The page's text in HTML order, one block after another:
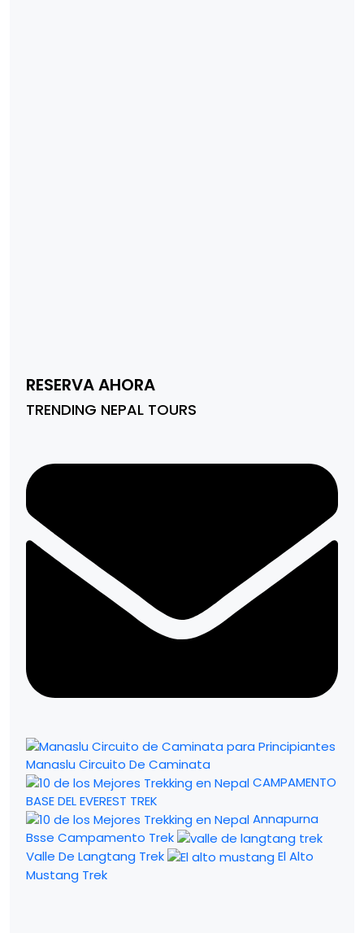
RESERVA AHORA
TRENDING NEPAL TOURS
Manaslu Circuito De Caminata
CAMPAMENTO
BASE DEL EVEREST TREK
Annapurna
Bsse Campamento Trek
Valle De Langtang Trek
El Alto
Mustang Trek